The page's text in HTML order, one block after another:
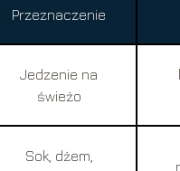
Przeznaczenie
Jedzenie na
świeżo
Sok, dżem,